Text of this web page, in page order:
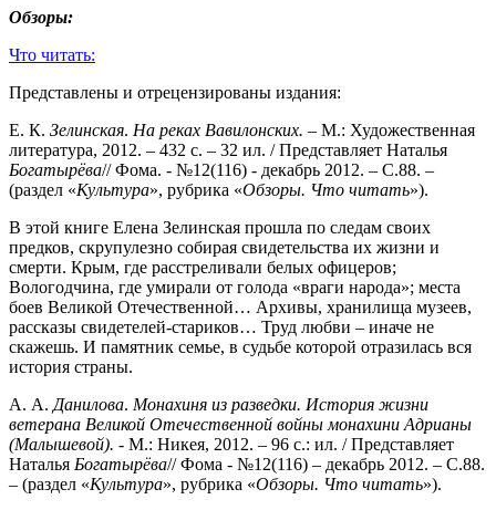
Обзоры:
Что читать:
Представлены и отрецензированы издания:
Е. К. Зелинская. На реках Вавилонских. – М.: Художественная
литература, 2012. – 432 с. – 32 ил. / Представляет Наталья
Богатырёва// Фома. - №12(116) - декабрь 2012. – С.88. –
(раздел «Культура», рубрика «Обзоры. Что читать»).
В этой книге Елена Зелинская прошла по следам своих
предков, скрупулезно собирая свидетельства их жизни и
смерти. Крым, где расстреливали белых офицеров;
Вологодчина, где умирали от голода «враги народа»; места
боев Великой Отечественной… Архивы, хранилища музеев,
рассказы свидетелей-стариков… Труд любви – иначе не
скажешь. И памятник семье, в судьбе которой отразилась вся
история страны.
А. А. Данилова. Монахиня из разведки. История жизни
ветерана Великой Отечественной войны монахини Адрианы
(Малышевой). - М.: Никея, 2012. – 96 с.: ил. / Представляет
Наталья Богатырёва// Фома - №12(116) – декабрь 2012. – С.88.
– (раздел «Культура», рубрика «Обзоры. Что читать»).